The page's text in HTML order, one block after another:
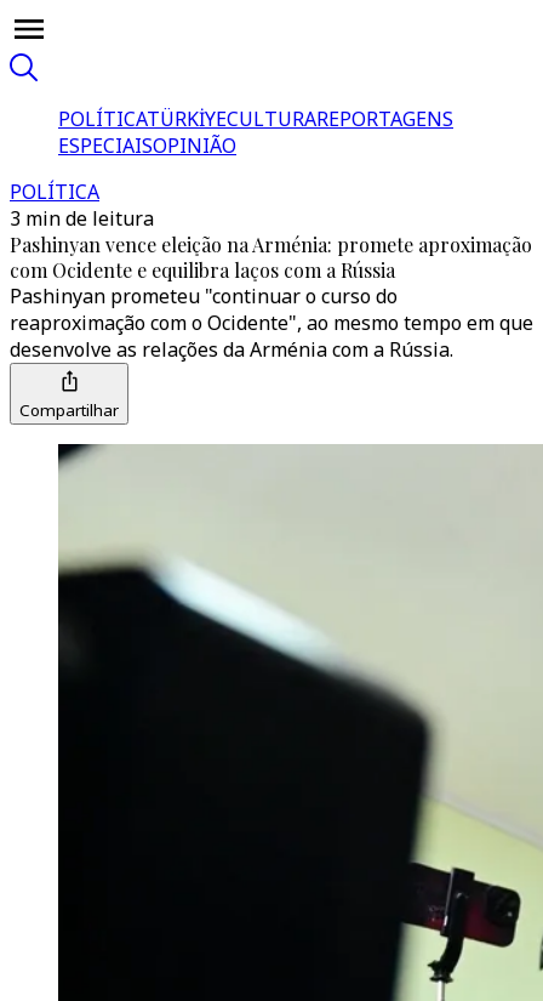
POLÍTICATÜRKİYECULTURAREPORTAGENS
ESPECIAISOPINIÃO
POLÍTICA
3 min de leitura
Pashinyan vence eleição na Arménia: promete aproximação
com Ocidente e equilibra laços com a Rússia
Pashinyan prometeu "continuar o curso do
reaproximação com o Ocidente", ao mesmo tempo em que
desenvolve as relações da Arménia com a Rússia.
Compartilhar